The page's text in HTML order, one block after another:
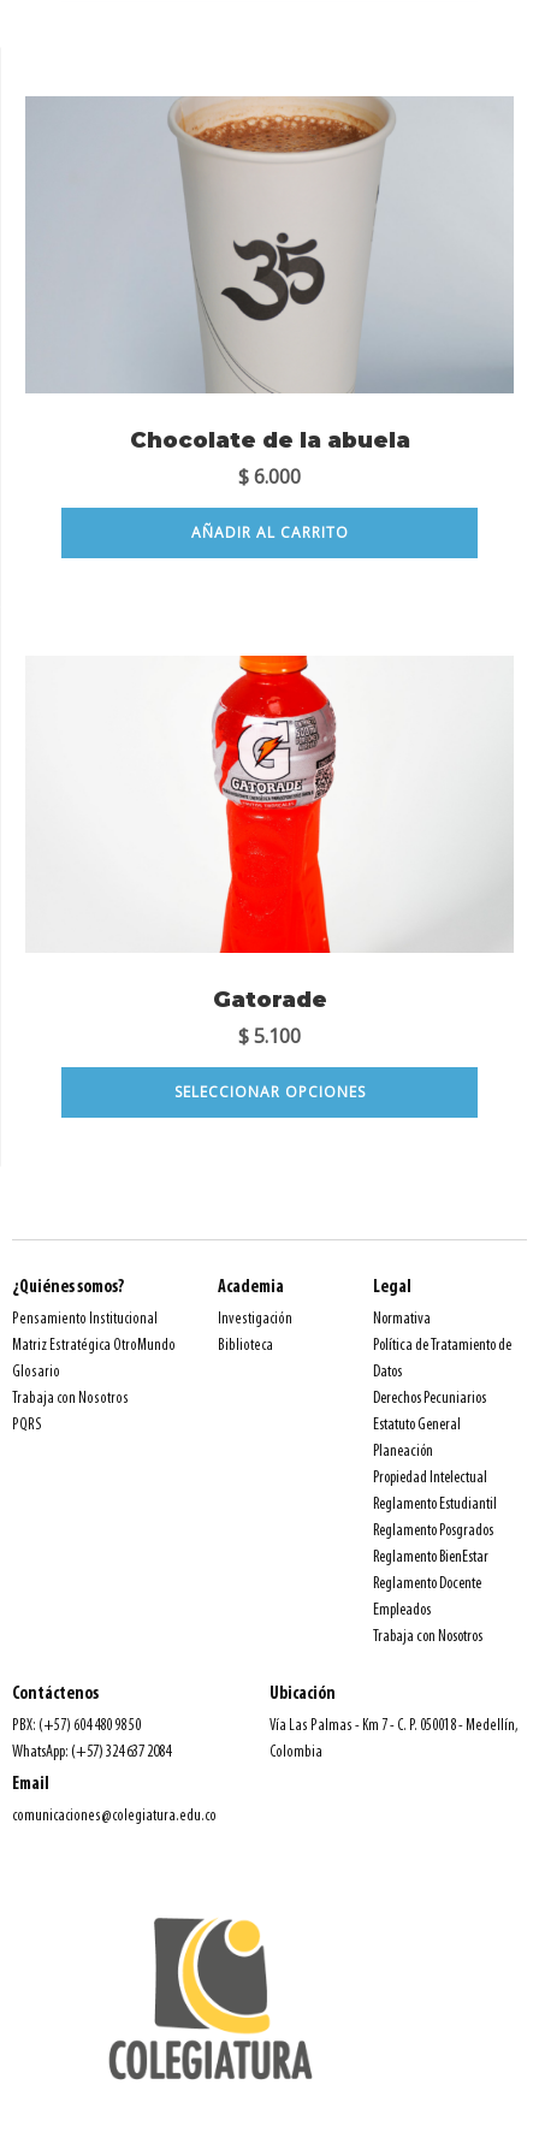
Chocolate de la abuela
$6.000
AÑADIR AL CARRITO
Gatorade
$5.100
SELECCIONAR OPCIONES
¿Quiénes somos?
Pensamiento Institucional
Matriz Estratégica OtroMundo
Glosario
Trabaja con Nosotros
PQRS
Academia
Investigación
Biblioteca
Legal
Normativa
Política de Tratamiento de
Datos
Derechos Pecuniarios
Estatuto General
Planeación
Propiedad Intelectual
Reglamento Estudiantil
Reglamento Posgrados
Reglamento BienEstar
Reglamento Docente
Empleados
Trabaja con Nosotros
Contáctenos
PBX: (+57) 604 480 98 50
WhatsApp: (+57) 324 637 2084
Email
comunicaciones@colegiatura.edu.co
Ubicación
Vía Las Palmas - Km 7 - C. P. 050018 - Medellín,
Colombia